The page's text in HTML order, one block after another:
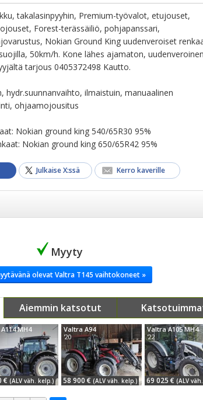
takalasinpyyhin, Premium-työvalot, etujouset,
Forest-terässäiliö, pohjapanssari,
Nokian Ground King uudenveroiset
50km/h. Kone lähes ajamaton,
tarjous 0405372498 Kautto.
hydr.suunnanvaihto, ilmaistuin, manuaalinen
ohjaamojousitus
Nokian ground king 540/65R30 95%
Nokian ground king 650/65R42 95%
Julkaise X:ssä Kerro kaverille
Myyty
olevat Valtra T145 vaihtokoneet »
Aiemmin katsotut
MH4
€ (ALV väh. kelp.)
Valtra A94
'20
58 900 € (ALV väh. kelp.)
Valtra A105 MH4
'22
69 025 € (ALV